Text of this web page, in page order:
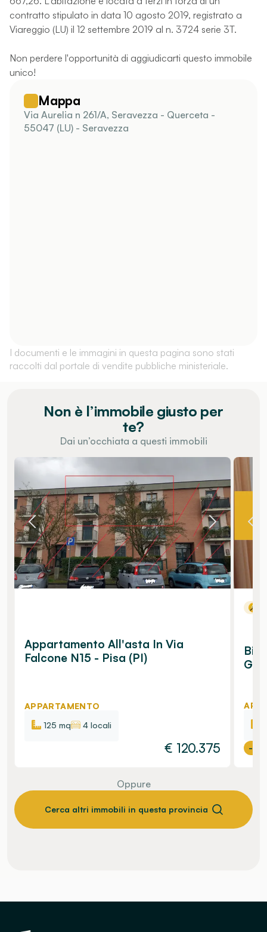
contratto stipulato in data 10 agosto 2019, registrato a
Viareggio (LU) il 12 settembre 2019 al n. 3724 serie 3T.
Non perdere l'opportunità di aggiudicarti questo immobile
unico!
Mappa
Via Aurelia n 261/A, Seravezza - Querceta -
55047 (LU) - Seravezza
I documenti e le immagini in questa pagina sono stati
raccolti dal portale di vendite pubbliche ministeriale.
Non è l’immobile giusto per
te?
Dai un’occhiata a questi immobili
Appartamento All'asta In Via
Falcone N15 - Pisa (PI)
APPARTAMENTO
125 mq
4 locali
€ 120.375 -
Oppure
Cerca altri immobili in questa provincia